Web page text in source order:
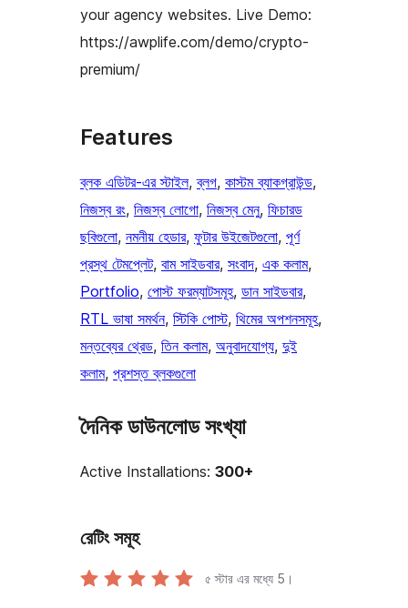
your agency websites. Live Demo:
https://awplife.com/demo/crypto-
premium/
Features
ব্লক এডিটর-এর স্টাইল, ব্লগ, কাস্টম ব্যাকগ্রাউন্ড
নিজস্ব রং, নিজস্ব লোগো, নিজস্ব মেনু, ফিচারড
ছবিগুলো, নমনীয় হেডার, ফুটার উইজেটগুলো, পূর্ণ
প্রস্থ টেমপ্লেট, বাম সাইডবার, সংবাদ, এক কলাম
Portfolio, পোস্ট ফরম্যাটসমূহ, ডান সাইডবার
RTL ভাষা সমর্থন, স্টিকি পোস্ট, থিমের অপশনসমূহ
মন্তব্যের থ্রেড, তিন কলাম, অনুবাদযোগ্য, দুই
কলাম, প্রশস্ত ব্লকগুলো
দৈনিক ডাউনলোড সংখ্যা
Active Installations: 300+
রেটিং সমূহ
৫ স্টার এর মধ্যে 5 ।